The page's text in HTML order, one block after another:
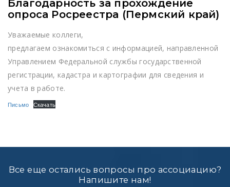
Благодарность за прохождение
опроса Росреестра (Пермский край)
Уважаемые коллеги,
предлагаем ознакомиться с информацией, направленной
Управлением Федеральной службы государственной
регистрации, кадастра и картографии для сведения и
учета в работе.
Письмо Скачать
Все еще остались вопросы про ассоциацию?
Напишите нам!